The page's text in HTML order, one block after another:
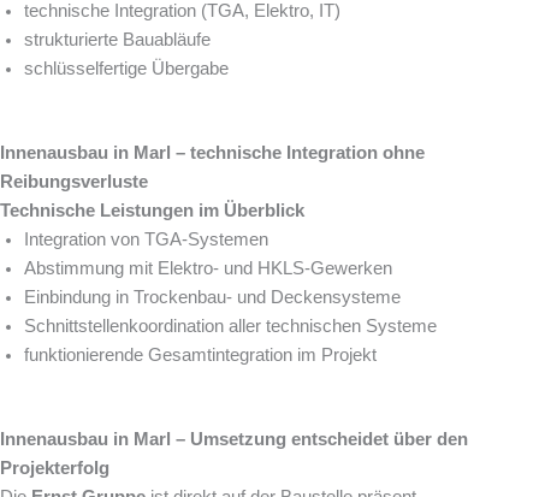
technische Integration (TGA, Elektro, IT)
strukturierte Bauabläufe
schlüsselfertige Übergabe
Innenausbau in Marl – technische Integration ohne
Reibungsverluste
Technische Leistungen im Überblick
Integration von TGA-Systemen
Abstimmung mit Elektro- und HKLS-Gewerken
Einbindung in Trockenbau- und Deckensysteme
Schnittstellenkoordination aller technischen Systeme
funktionierende Gesamtintegration im Projekt
Innenausbau in Marl – Umsetzung entscheidet über den
Projekterfolg